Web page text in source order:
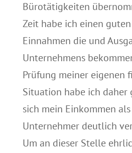
Bürotätigkeiten
Zeit habe ich einen
Einnahmen die und
Unternehmens
Prüfung meiner eigenen
Situation habe ich daher
sich mein Einkommen
Unternehmer deutlich
Um an dieser Stelle